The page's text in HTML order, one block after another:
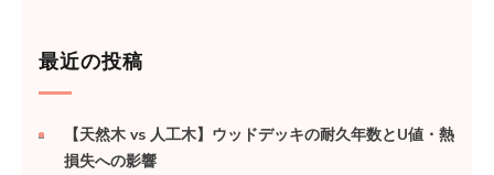
最近の投稿
【天然木 vs 人工木】ウッドデッキの耐久年数とU値・熱
損失への影響